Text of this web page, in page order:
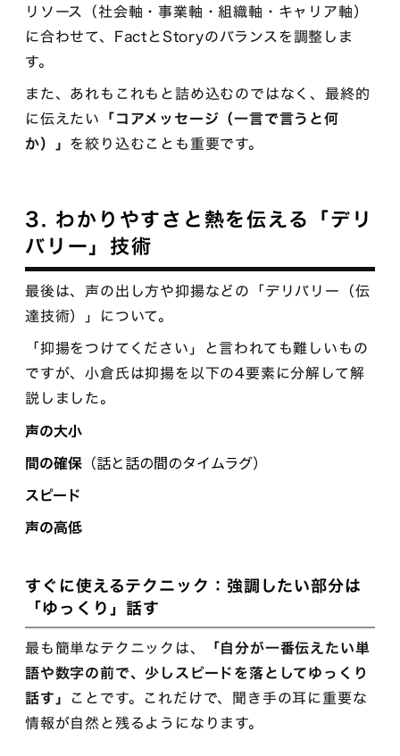
リソース（社会軸・事業軸・組織軸・キャリア軸）
に合わせて、FactとStoryのバランスを調整しま
す。
また、あれもこれもと詰め込むのではなく、最終的
に伝えたい 「コアメッセージ（一言で言うと何
か）」 を絞り込むことも重要です。
3. わかりやすさと熱を伝える「デリ
バリー」技術
最後は、声の出し方や抑揚などの「デリバリー（伝
達技術）」について。
「抑揚をつけてください」と言われても難しいもの
ですが、小倉氏は抑揚を以下の4要素に分解して解
説しました。
声の大小
間の確保 （話と話の間のタイムラグ）
スピード
声の高低
すぐに使えるテクニック：強調したい部分は
「ゆっくり」話す
最も簡単なテクニックは、
「自分が一番伝えたい単
語や数字の前で、少しスピードを落としてゆっくり
話す」 ことです。これだけで、聞き手の耳に重要な
情報が自然と残るようになります。